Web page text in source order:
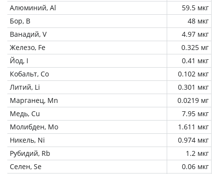
Алюминий, Al
59.5 мкг
Бор, B
48 мкг
Ванадий, V
4.97 мкг
Железо, Fe
0.325 мг
Йод, I
0.41 мкг
Кобальт, Co
0.102 мкг
Литий, Li
0.301 мкг
Марганец, Mn
0.0219 мг
Медь, Cu
7.95 мкг
Молибден, Mo
1.611 мкг
Никель, Ni
0.974 мкг
Рубидий, Rb
1.2 мкг
Селен, Se
0.06 мкг